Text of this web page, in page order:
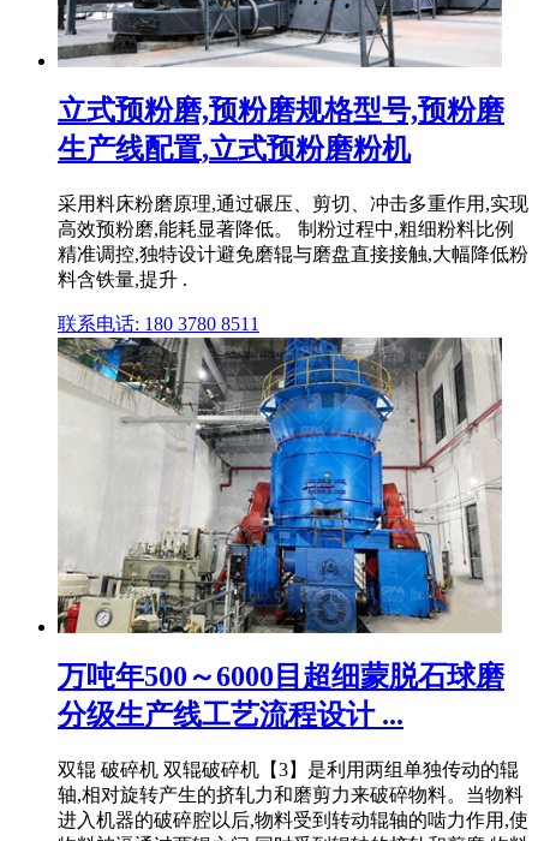
立式预粉磨,预粉磨规格型号,预粉磨
生产线配置,立式预粉磨粉机
采用料床粉磨原理,通过碾压、剪切、冲击多重作用,实现
高效预粉磨,能耗显著降低。 制粉过程中,粗细粉料比例
精准调控,独特设计避免磨辊与磨盘直接接触,大幅降低粉
料含铁量,提升 .
联系电话: 180 3780 8511
万吨年500～6000目超细蒙脱石球磨
分级生产线工艺流程设计 ...
双辊 破碎机 双辊破碎机【3】是利用两组单独传动的辊
轴,相对旋转产生的挤轧力和磨剪力来破碎物料。当物料
进入机器的破碎腔以后,物料受到转动辊轴的啮力作用,使